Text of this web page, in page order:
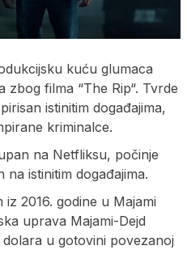
kuću glumaca
zbog filma “The Rip“. Tvrde
istinitim događajima,
kriminalce.
na Netfliksu, počinje
istinitim događajima.
iz 2016. godine u Majami
uprava Majami-Dejd
u gotovini povezanoj